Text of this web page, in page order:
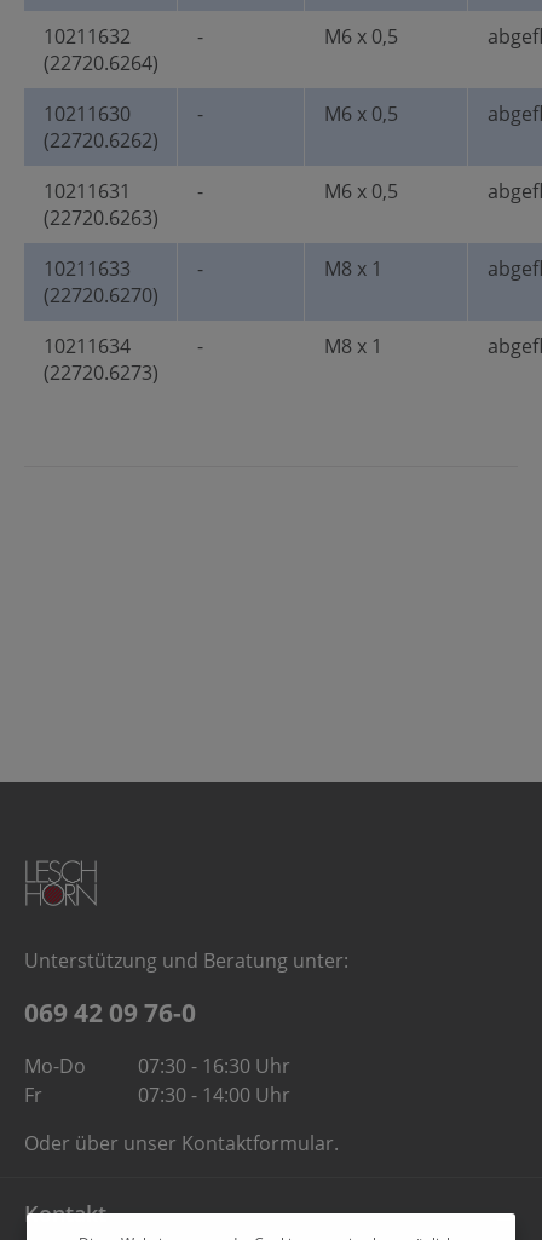
10211632
(22720.6264)
- M6 x 0,5
10211630
(22720.6262)
- M6 x 0,5
10211631
(22720.6263)
- M6 x 0,5
10211633
(22720.6270)
- M8 x 1
10211634
(22720.6273)
- M8 x 1
Unterstützung und Beratung unter:
069 42 09 76-0
Mo-Do
07:30 - 16:30 Uhr
Fr
07:30 - 14:00 Uhr
Oder über unser Kontaktformular.
Kontakt